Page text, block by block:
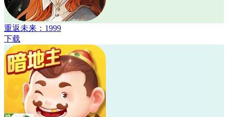
重返未来：1999
下载